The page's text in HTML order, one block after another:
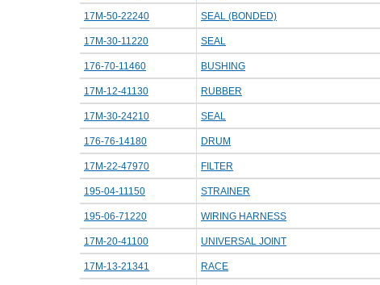
17M-50-22240 SEAL (BONDED)
17M-30-11220 SEAL
176-70-11460 BUSHING
17M-12-41130 RUBBER
17M-30-24210 SEAL
176-76-14180 DRUM
17M-22-47970 FILTER
195-04-11150 STRAINER
195-06-71220 WIRING HARNESS
17M-20-41100 UNIVERSAL JOINT
17M-13-21341 RACE